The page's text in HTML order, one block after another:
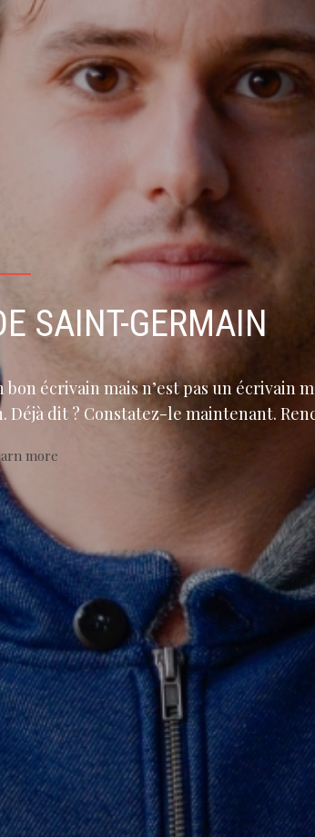
SAINT-GERMAIN
bon écrivain mais n’est pas un écrivain
Déjà dit ? Constatez-le maintenant.
more